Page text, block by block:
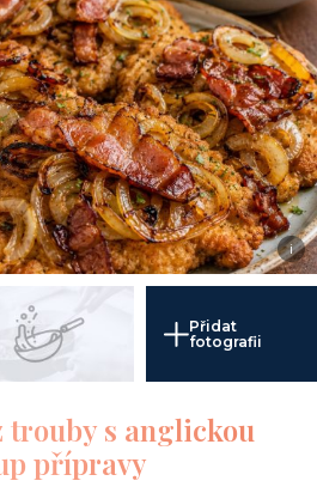
i
Přidat
fotografii
trouby s anglickou
přípravy